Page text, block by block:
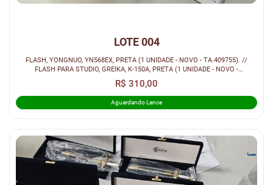
LOTE 004
FLASH, YONGNUO, YN568EX, PRETA (1 UNIDADE - NOVO - TA.409755). //
FLASH PARA STUDIO, GREIKA, K-150A, PRETA (1 UNIDADE - NOVO -
TA.344356). /...
R$ 310,00
Aguardando Lance